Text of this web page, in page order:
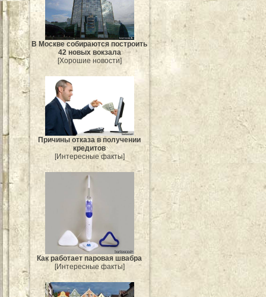
В Москве собираются построить
42 новых вокзала
[Хорошие новости]
Причины отказа в получении
кредитов
[Интересные факты]
Как работает паровая швабра
[Интересные факты]